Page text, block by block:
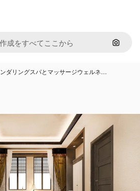
画像で
ダリングスパとマッサージウェルネ…